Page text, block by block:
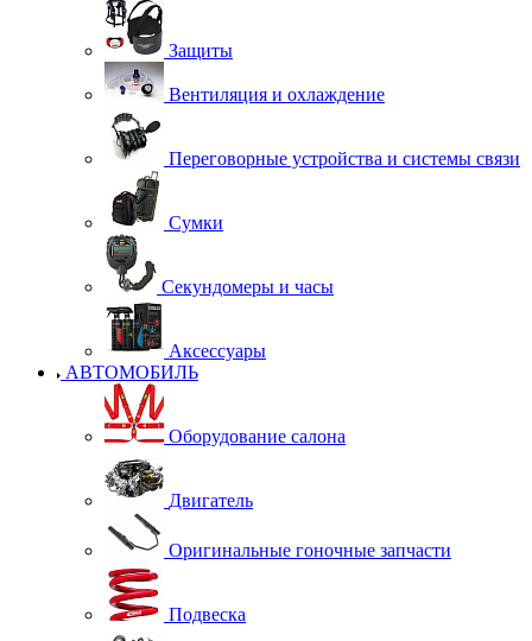
Защиты
Вентиляция и охлаждение
Переговорные устройства и системы связи
Сумки
Секундомеры и часы
Аксессуары
АВТОМОБИЛЬ
Оборудование салона
Двигатель
Оригинальные гоночные запчасти
Подвеска